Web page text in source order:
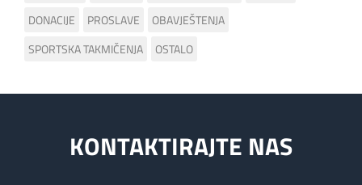
DONACIJE
PROSLAVE
OBAVJEŠTENJA
SPORTSKA TAKMIČENJA
OSTALO
KONTAKTIRAJTE NAS